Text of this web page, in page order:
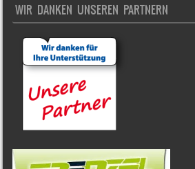
WIR DANKEN UNSEREN PARTNERN